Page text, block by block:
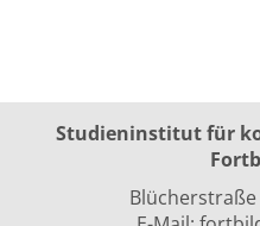
Studieninstitut für
Blücherstraße